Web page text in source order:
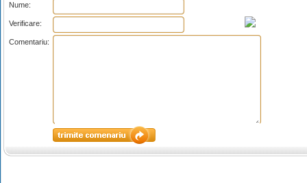
Nume:
Verificare:
Comentariu: